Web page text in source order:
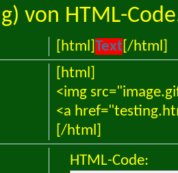
von HTML-
[html] Text[/html]
[html]
<img
<a
[/html]
HTML-Code: